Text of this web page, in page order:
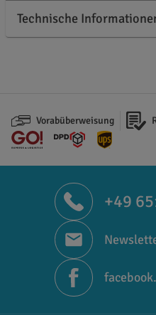
Technische
Vorabüberweisung
+49